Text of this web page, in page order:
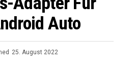
Auto
25. August 2022